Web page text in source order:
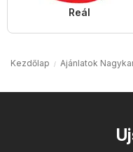
Reál
Kezdőlap Ajánlatok